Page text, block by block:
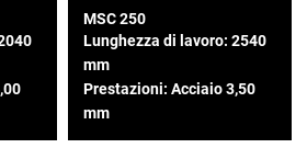
MSC 250
Lunghezza di lavoro: 2540
mm
Prestazioni: Acciaio 3,50
mm